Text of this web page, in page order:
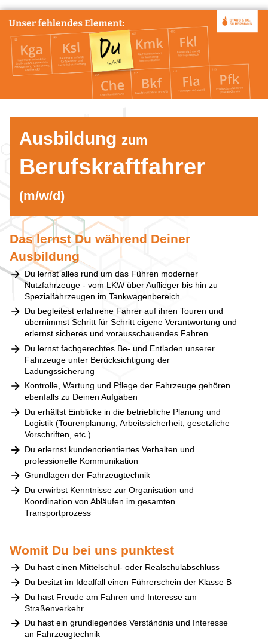
Ausbildung zum
Berufskraftfahrer
(m/w/d)
Das lernst Du während Deiner
Ausbildung
Du lernst alles rund um das Führen moderner
Nutzfahrzeuge - vom LKW über Auflieger bis hin zu
Spezialfahrzeugen im Tankwagenbereich
Du begleitest erfahrene Fahrer auf ihren Touren und
übernimmst Schritt für Schritt eigene Verantwortung und
erlernst sicheres und vorausschauendes Fahren
Du lernst fachgerechtes Be- und Entladen unserer
Fahrzeuge unter Berücksichtigung der
Ladungssicherung
Kontrolle, Wartung und Pflege der Fahrzeuge gehören
ebenfalls zu Deinen Aufgaben
Du erhältst Einblicke in die betriebliche Planung und
Logistik (Tourenplanung, Arbeitssicherheit, gesetzliche
Vorschriften, etc.)
Du erlernst kundenorientiertes Verhalten und
professionelle Kommunikation
Grundlagen der Fahrzeugtechnik
Du erwirbst Kenntnisse zur Organisation und
Koordination von Abläufen im gesamten
Transportprozess
Womit Du bei uns punktest
Du hast einen Mittelschul- oder Realschulabschluss
Du besitzt im Idealfall einen Führerschein der Klasse B
Du hast Freude am Fahren und Interesse am
Straßenverkehr
Du hast ein grundlegendes Verständnis und Interesse
an Fahrzeugtechnik